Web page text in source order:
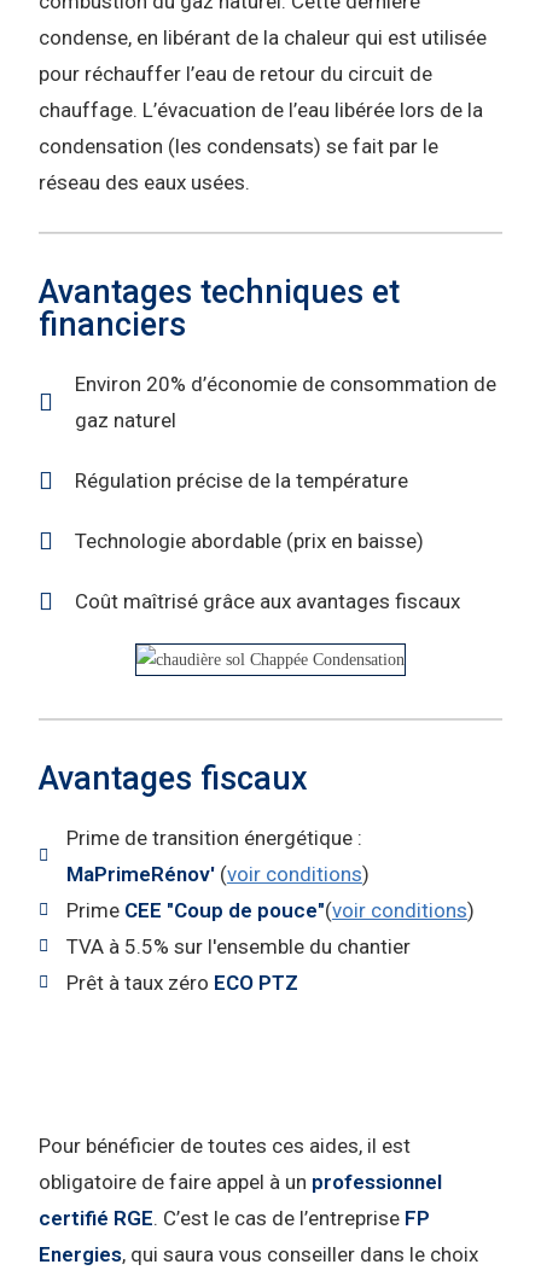
condense, en libérant de la chaleur qui est utilisée
pour réchauffer l’eau de retour du circuit de
chauffage. L’évacuation de l’eau libérée lors de la
condensation (les condensats) se fait par le
réseau des eaux usées.
Avantages techniques et
financiers
Environ 20% d’économie de consommation de
gaz naturel
Régulation précise de la température
Technologie abordable (prix en baisse)
Coût maîtrisé grâce aux avantages fiscaux
Avantages fiscaux
Prime de transition énergétique :
MaPrimeRénov' (voir conditions)
Prime CEE "Coup de pouce"(voir conditions)
TVA à 5.5% sur l'ensemble du chantier
Prêt à taux zéro ECO PTZ
Pour bénéficier de toutes ces aides, il est
obligatoire de faire appel à un professionnel
certifié RGE. C’est le cas de l’entreprise FP
Energies, qui saura vous conseiller dans le choix